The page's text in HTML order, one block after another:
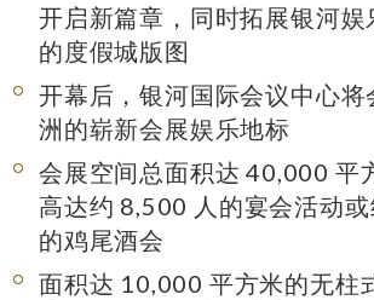
开启新篇章，同时拓展银河娱
的度假城版图
开幕后，银河国际会议中心将
洲的崭新会展娱乐地标
会展空间总面积达 40,000 平
高达约 8,500 人的宴会活动
的鸡尾酒会
面积达 10,000 平方米的无柱